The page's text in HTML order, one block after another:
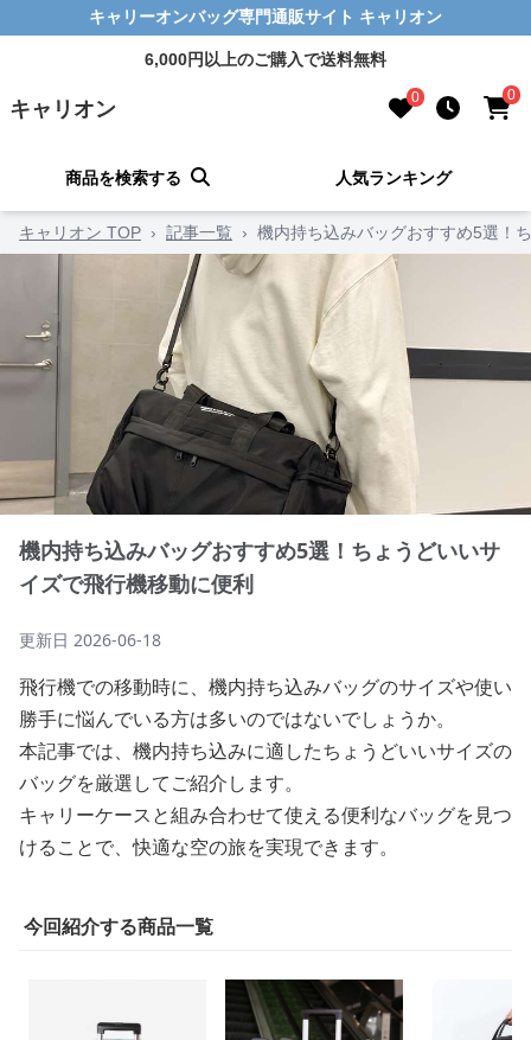
キャリーオンバッグ専門通販サイト キャリオン
6,000円以上のご購入で送料無料
キャリオン 0 0
商品を検索する 人気ランキング
キャリオン TOP › 記事一覧 › 機内持ち込みバッグおすすめ5選！
機内持ち込みバッグおすすめ5選！ちょうどいいサ
イズで飛行機移動に便利
更新日 2026-06-18
飛行機での移動時に、機内持ち込みバッグのサイズや使い
勝手に悩んでいる方は多いのではないでしょうか。
本記事では、機内持ち込みに適したちょうどいいサイズの
バッグを厳選してご紹介します。
キャリーケースと組み合わせて使える便利なバッグを見つ
けることで、快適な空の旅を実現できます。
今回紹介する商品一覧